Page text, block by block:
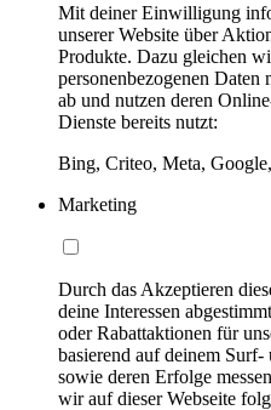
Mit deiner Einwilligung
unserer Website über
Produkte. Dazu gleichen
personenbezogenen
ab und nutzen deren
Dienste bereits nutzt:
Bing, Criteo, Meta,
Marketing
Durch das Akzeptieren
deine Interessen
oder Rabattaktionen für
basierend auf deinem
sowie deren Erfolge
wir auf dieser Webseite